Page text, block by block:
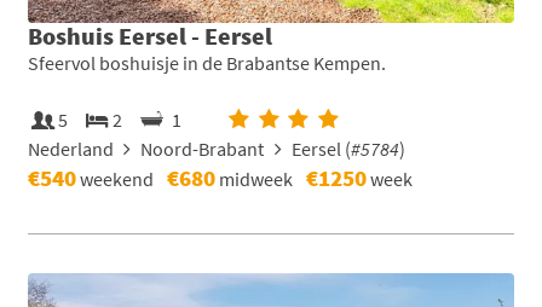
Boshuis Eersel - Eersel
Sfeervol boshuisje in de Brabantse Kempen.
5 2
1
Nederland
Noord-Brabant Eersel (#5784)
€540weekend €680 midweek €1250week